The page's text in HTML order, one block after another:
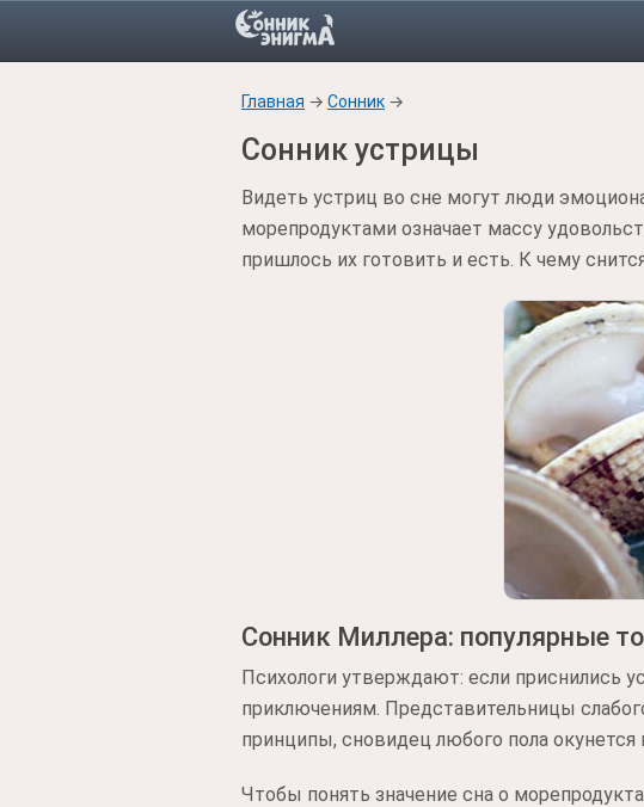
Главная → Сонник →
Сонник устрицы
Видеть устриц во сне могут люди
морепродуктами означает массу
пришлось их готовить и есть. К чему
Сонник Миллера: популярные
Психологи утверждают: если приснились
приключениям. Представительницы
принципы, сновидец любого пола
Чтобы понять значение сна о